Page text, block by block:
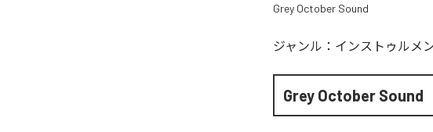
Grey October Sound
ジャンル： インストゥルメ
Grey October Sound